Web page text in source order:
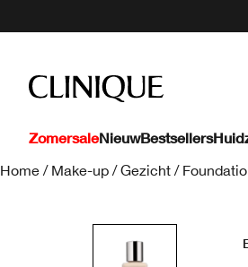
ZomersaleNieuwBestsellers
Home / Make-up / Gezicht /